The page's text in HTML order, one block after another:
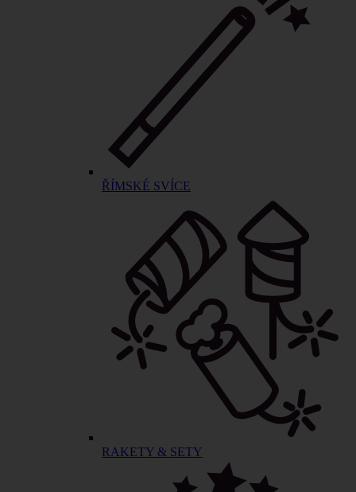
ŘÍMSKÉ SVÍCE
RAKETY & SETY